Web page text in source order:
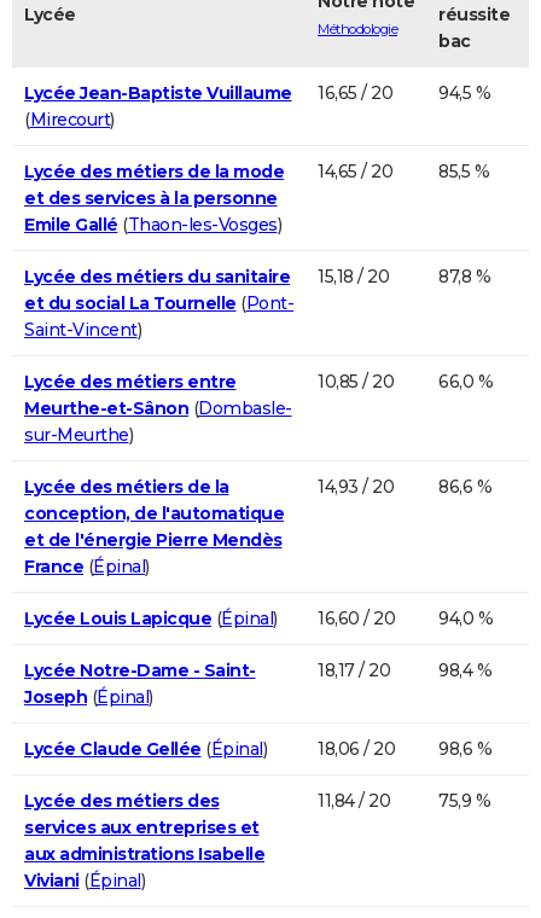
Lycée
Méthodologie
réussite
bac
Lycée Jean-Baptiste Vuillaume
(Mirecourt)
16,65 / 20 94,5 %
Lycée des métiers de la mode
et des services à la personne
Emile Gallé (Thaon-les-Vosges)
14,65 / 20 85,5 %
Lycée des métiers du sanitaire
et du social La Tournelle (Pont-
Saint-Vincent)
15,18 / 20 87,8 %
Lycée des métiers entre
Meurthe-et-Sânon (Dombasle-
sur-Meurthe)
10,85 / 20 66,0 %
Lycée des métiers de la
conception, de l'automatique
et de l'énergie Pierre Mendès
France (Épinal)
14,93 / 20 86,6 %
Lycée Louis Lapicque (Épinal) 16,60 / 20 94,0 %
Lycée Notre-Dame - Saint-
Joseph (Épinal)
18,17 / 20 98,4 %
Lycée Claude Gellée (Épinal) 18,06 / 20 98,6 %
Lycée des métiers des
services aux entreprises et
aux administrations Isabelle
Viviani(Épinal)
11,84 / 20 75,9 %